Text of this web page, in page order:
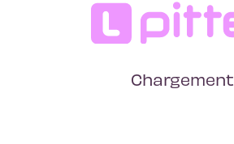
Chargement